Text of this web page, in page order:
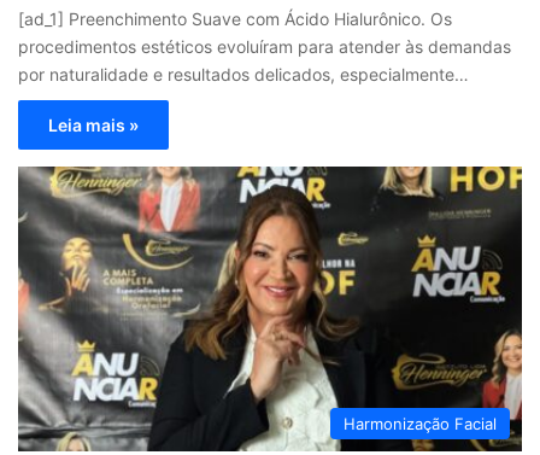
[ad_1] Preenchimento Suave com Ácido Hialurônico. Os
procedimentos estéticos evoluíram para atender às demandas
por naturalidade e resultados delicados, especialmente…
Leia mais »
Harmonização Facial